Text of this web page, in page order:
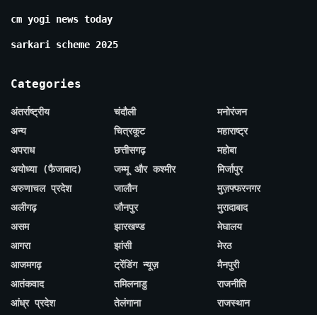
cm yogi news today
sarkari scheme 2025
Categories
अंतर्राष्ट्रीय
अन्य
अपराध
अयोध्या (फैजाबाद)
अरुणाचल प्रदेश
अलीगढ़
असम
आगरा
आजमगढ़
आतंकवाद
आंध्र प्रदेश
चंदौली
चित्रकूट
छत्तीसगढ़
जम्मू और कश्मीर
जालौन
जौनपुर
झारखण्ड
झांसी
ट्रेंडिंग न्यूज़
तमिलनाडु
तेलंगाना
मनोरंजन
महाराष्ट्र
महोबा
मिर्जापुर
मुज़फ्फरनगर
मुरादाबाद
मेघालय
मेरठ
मैनपुरी
राजनीति
राजस्थान